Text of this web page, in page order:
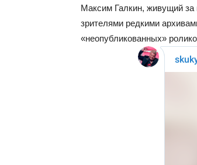
Максим Галкин, живущий за
зрителями редкими
«неопубликованных»